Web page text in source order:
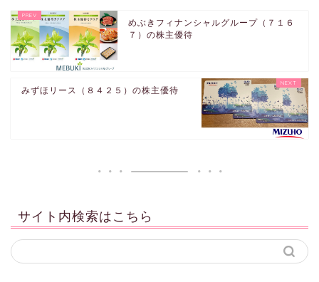
めぶきフィナンシャルグループ（７１６
７）の株主優待
みずほリース（８４２５）の株主優待
サイト内検索はこちら